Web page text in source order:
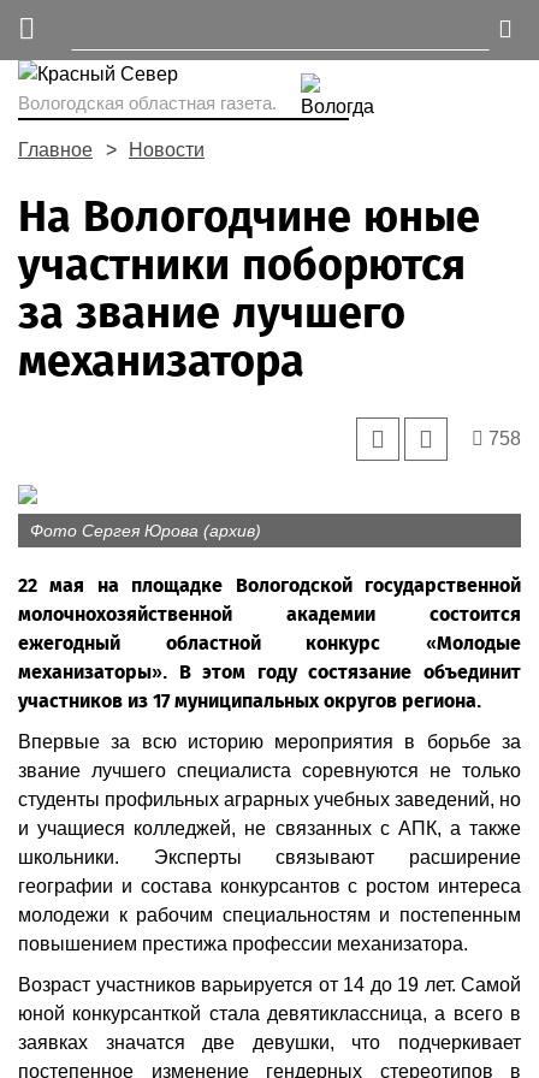
Вологодская областная газета.
Главное Новости
На Вологодчине юные
участники поборются
за звание лучшего
механизатора
758
Фото Сергея Юрова (архив)
22 мая на площадке Вологодской государственной
молочнохозяйственной академии состоится
ежегодный областной конкурс «Молодые
механизаторы». В этом году состязание объединит
участников из 17 муниципальных округов региона.
Впервые за всю историю мероприятия в борьбе за
звание лучшего специалиста соревнуются не только
студенты профильных аграрных учебных заведений, но
и учащиеся колледжей, не связанных с АПК, а также
школьники. Эксперты связывают расширение
географии и состава конкурсантов с ростом интереса
молодежи к рабочим специальностям и постепенным
повышением престижа профессии механизатора.
Возраст участников варьируется от 14 до 19 лет. Самой
юной конкурсанткой стала девятиклассница, а всего в
заявках значатся две девушки, что подчеркивает
постепенное изменение гендерных стереотипов в